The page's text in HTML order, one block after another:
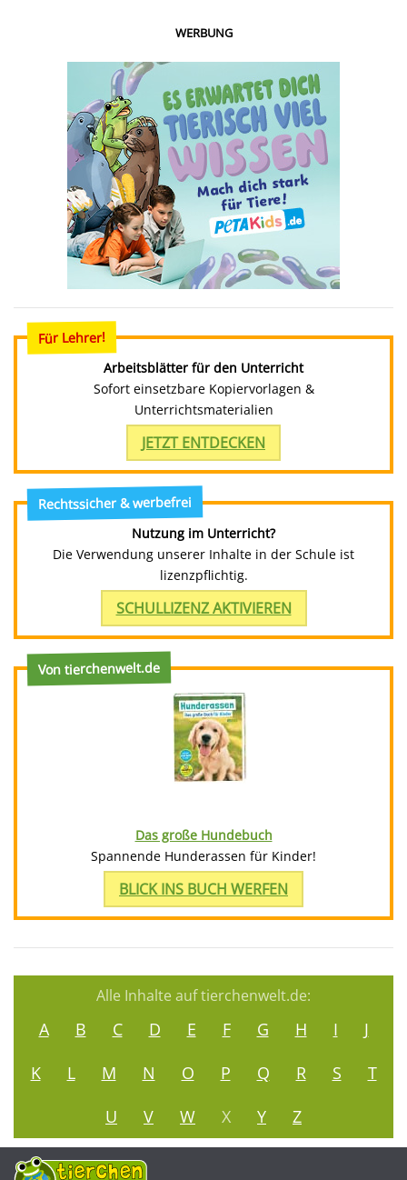
WERBUNG
Für Lehrer!
Arbeitsblätter für den Unterricht
Sofort einsetzbare Kopiervorlagen &
Unterrichtsmaterialien
JETZT ENTDECKEN
Rechtssicher & werbefrei
Nutzung im Unterricht?
Die Verwendung unserer Inhalte in der Schule ist
lizenzpflichtig.
SCHULLIZENZ AKTIVIEREN
Von tierchenwelt.de
Das große Hundebuch
Spannende Hunderassen für Kinder!
BLICK INS BUCH WERFEN
Alle Inhalte auf tierchenwelt.de:
A B C D E F G H I
J
K
L M N O P Q R S
T
U
V W X Y Z